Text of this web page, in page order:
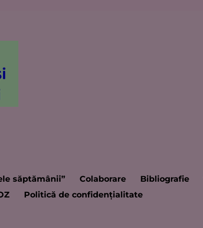
săptămânii” Colaborare Bibliografie
Politică de confidențialitate